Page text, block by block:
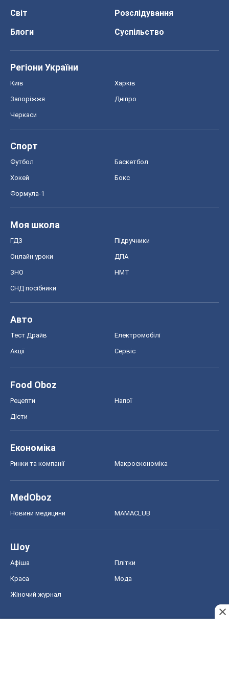
Світ
Розслідування
Блоги
Суспільство
Регіони України
Київ Харків
Запоріжжя Дніпро
Черкаси
Спорт
Футбол Баскетбол
Хокей Бокс
Формула-1
Моя школа
ГДЗ Підручники
Онлайн уроки ДПА
ЗНО НМТ
СНД посібники
Авто
Тест Драйв Електромобілі
Акції Сервіс
Food Oboz
Рецепти Напої
Дієти
Економіка
Ринки та компанії Макроекономіка
MedOboz
Новини медицини MAMACLUB
Шоу
Афіша Плітки
Краса Мода
Жіночий журнал